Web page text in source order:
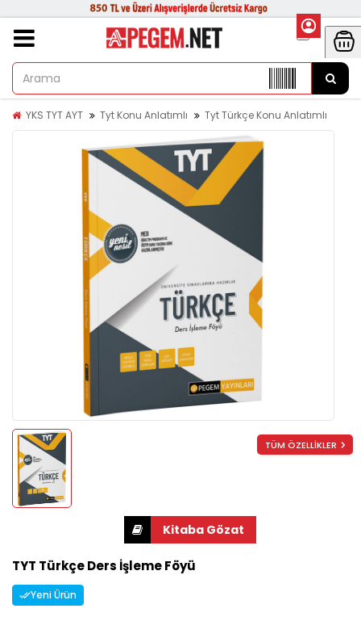
YKS TYT AYT Tyt Konu Anlatımlı Tyt Türkçe Konu Anlatımlı
TÜM ÖZELLİKLER
TYT Türkçe Ders İşleme Föyü
Yeni Ürün